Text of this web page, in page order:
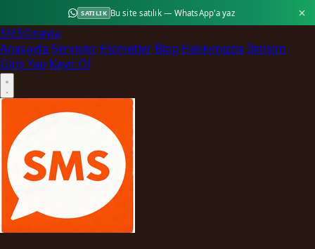
SATILIK Bu site satılık — WhatsApp'a yaz
SMSOnayla
Anasayfa Servisler Hizmetler Blog Hakkımızda İletişim
Giriş Yap Kayıt Ol